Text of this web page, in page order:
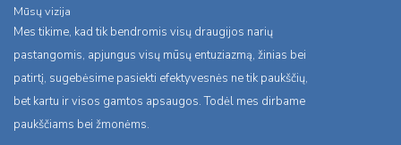
Mūsų vizija
Mes tikime, kad tik bendromis visų draugijos narių
pastangomis, apjungus visų mūsų entuziazmą, žinias bei
patirtį, sugebėsime pasiekti efektyvesnės ne tik paukščių,
bet kartu ir visos gamtos apsaugos. Todėl mes dirbame
paukščiams bei žmonėms.